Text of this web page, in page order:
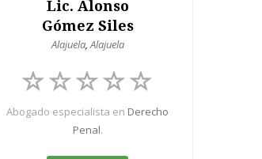
Lic. Alonso
Gómez Siles
Alajuela,Alajuela
Abogado especialista en Derecho
Penal.